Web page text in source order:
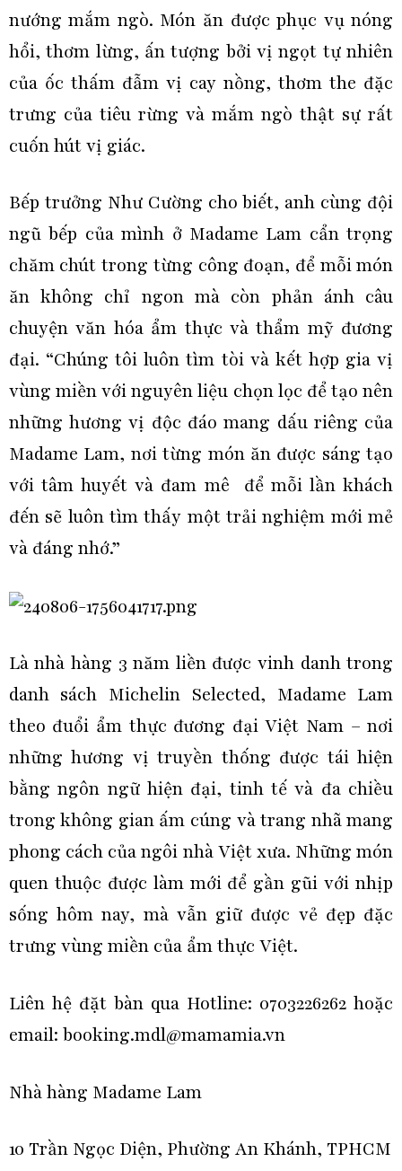
nướng mắm ngò. Món ăn được phục vụ nóng
hổi, thơm lừng, ấn tượng bởi vị ngọt tự nhiên
của ốc thấm đẫm vị cay nồng, thơm the đặc
trưng của tiêu rừng và mắm ngò thật sự rất
cuốn hút vị giác.
Bếp trưởng Như Cường cho biết, anh cùng đội
ngũ bếp của mình ở Madame Lam cẩn trọng
chăm chút trong từng công đoạn, để mỗi món
ăn không chỉ ngon mà còn phản ánh câu
chuyện văn hóa ẩm thực và thẩm mỹ đương
đại. “Chúng tôi luôn tìm tòi và kết hợp gia vị
vùng miền với nguyên liệu chọn lọc để tạo nên
những hương vị độc đáo mang dấu riêng của
Madame Lam, nơi từng món ăn được sáng tạo
với tâm huyết và đam mê để mỗi lần khách
đến sẽ luôn tìm thấy một trải nghiệm mới mẻ
và đáng nhớ.”
Là nhà hàng 3 năm liền được vinh danh trong
danh sách Michelin Selected, Madame Lam
theo đuổi ẩm thực đương đại Việt Nam – nơi
những hương vị truyền thống được tái hiện
bằng ngôn ngữ hiện đại, tinh tế và đa chiều
trong không gian ấm cúng và trang nhã mang
phong cách của ngôi nhà Việt xưa. Những món
quen thuộc được làm mới để gần gũi với nhịp
sống hôm nay, mà vẫn giữ được vẻ đẹp đặc
trưng vùng miền của ẩm thực Việt.
Liên hệ đặt bàn qua Hotline: 0703226262 hoặc
email: booking.mdl@mamamia.vn
Nhà hàng Madame Lam
10 Trần Ngọc Diện, Phường An Khánh, TPHCM